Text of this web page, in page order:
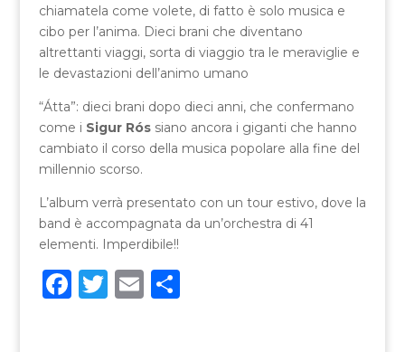
chiamatela come volete, di fatto è solo musica e
cibo per l’anima. Dieci brani che diventano
altrettanti viaggi, sorta di viaggio tra le meraviglie e
le devastazioni dell’animo umano
“Átta”: dieci brani dopo dieci anni, che confermano
come i Sigur Róssiano ancora i giganti che hanno
cambiato il corso della musica popolare alla fine del
millennio scorso.
L’album verrà presentato con un tour estivo, dove la
band è accompagnata da un’orchestra di 41
elementi. Imperdibile!!
F T E C